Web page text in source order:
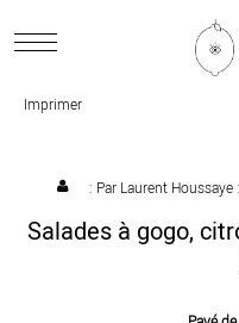
CONCEPT
Imprimer
: Par Laurent Houssaye:
Salades à gogo,